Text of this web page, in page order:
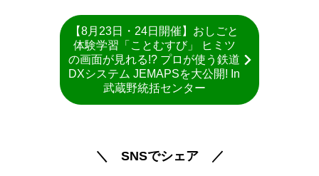
【8月23日・24日開催】おしごと
体験学習「ことむすび」 ヒミツ
の画面が見れる!? プロが使う鉄道
DXシステム JEMAPSを大公開! In
武蔵野統括センター
＼ SNSでシェア ／